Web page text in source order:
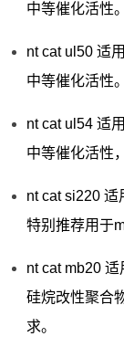
中等催化活性。
nt cat ul50 适
中等催化活性。
nt cat ul54 适
中等催化活性
nt cat si220 适
特别推荐用于
nt cat mb20
硅烷改性聚合
求。